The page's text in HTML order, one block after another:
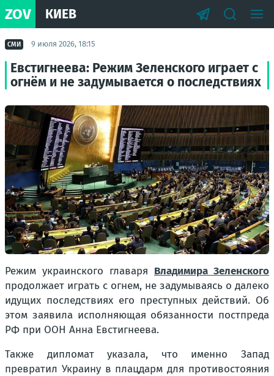
ZOV КИЕВ
СМИ 9 июля 2026, 18:15
Евстигнеева: Режим Зеленского играет с
огнём и не задумывается о последствиях
Режим украинского главаря Владимира Зеленского
продолжает играть с огнем, не задумываясь о далеко
идущих последствиях его преступных действий. Об
этом заявила исполняющая обязанности постпреда
РФ при ООН Анна Евстигнеева.
Также дипломат указала, что именно Запад
превратил Украину в плацдарм для противостояния